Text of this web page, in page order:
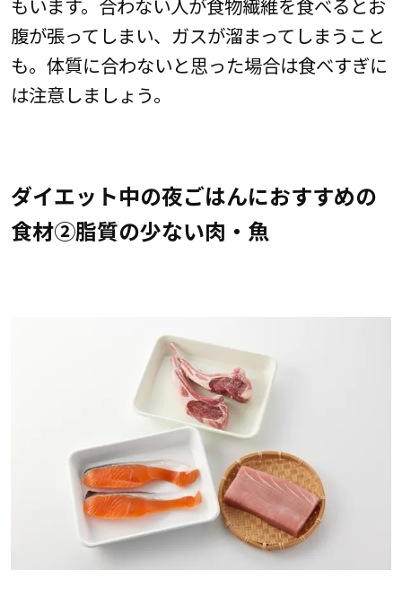
腹が張ってしまい、ガスが溜まってしまうこと
も。体質に合わないと思った場合は食べすぎに
は注意しましょう。
ダイエット中の夜ごはんにおすすめの
食材②脂質の少ない肉・魚